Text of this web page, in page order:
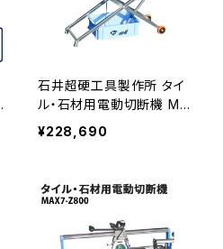
石井超硬工具製作所 タイ
ル・石材用電動切断機 Max
5-X800 マックスシリーズ
125mmダイヤ刃タイプ 切厚
メーカー直送≫ MAX5-X8
00
¥228,690